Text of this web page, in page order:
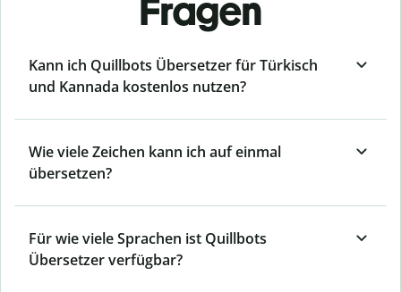
Fragen
Kann ich Quillbots Übersetzer für Türkisch
und Kannada kostenlos nutzen?
Wie viele Zeichen kann ich auf einmal
übersetzen?
Für wie viele Sprachen ist Quillbots
Übersetzer verfügbar?